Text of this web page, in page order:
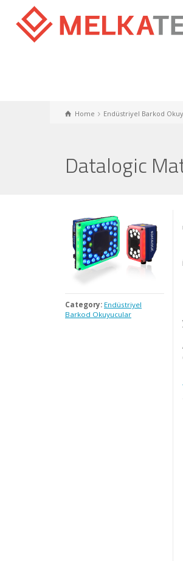
Home Endüstriyel Barkod
Datalogic
Category: Endüstriyel
Barkod Okuyucular